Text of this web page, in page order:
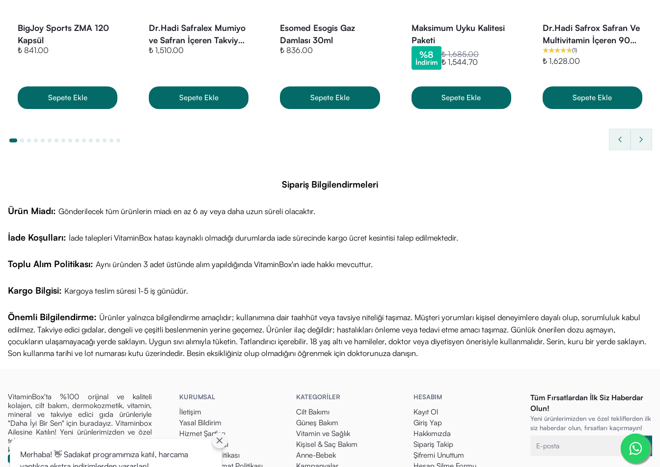
Vcaps® patentiyle vegan ve vejetaryen kapsül form
Günlük kullanım için pratik ve sade formül
BigJoy Sports ZMA 120
Kapsül
₺ 841.00
Sepete Ekle
Dr.Hadi Safralex Mumiyo
ve Safran İçeren Takviye
Edici Gıda -90 Kapsül
₺ 1,510.00
Sepete Ekle
Esomed Esogis Gaz
Damlası 30ml
₺ 836.00
Sepete Ekle
Maksimum Uyku Kalitesi
Paketi
%8
İndirim
₺ 1,685.00
₺ 1,544.70
Sepete Ekle
Dr.Hadi Safrox Safran Ve
Multivitamin İçeren 90
Kapsül (1)
₺ 1,628.00
Sepete Ekle
Sipariş Bilgilendirmeleri
Ürün Miadı: Gönderilecek tüm ürünlerin miadı en az 6 ay veya daha uzun süreli olacaktır.
İade Koşulları: İade talepleri VitaminBox hatası kaynaklı olmadığı durumlarda iade sürecinde kargo ücret kesintisi talep edilmektedir.
Toplu Alım Politikası: Aynı üründen 3 adet üstünde alım yapıldığında VitaminBox'ın iade hakkı mevcuttur.
Kargo Bilgisi: Kargoya teslim süresi 1-5 iş günüdür.
Önemli Bilgilendirme: Ürünler yalnızca bilgilendirme amaçlıdır; kullanımına dair taahhüt veya tavsiye niteliği taşımaz. Müşteri yorumları kişisel deneyimlere dayalı olup, sorumluluk kabul
edilmez. Takviye edici gıdalar, dengeli ve çeşitli beslenmenin yerine geçemez. Ürünler ilaç değildir; hastalıkları önleme veya tedavi etme amacı taşımaz. Günlük önerilen dozu aşmayın,
çocukların ulaşamayacağı yerde saklayın. Uygun sıvı alımıyla tüketin. Tatlandırıcı içerebilir. 18 yaş altı ve hamileler, doktor veya diyetisyen önerisiyle kullanmalıdır. Serin, kuru bir yerde saklayın.
Son kullanma tarihi ve lot numarası kutu üzerindedir. Besin eksikliğiniz olup olmadığını öğrenmek için doktorunuza danışın.
VitaminBox'ta %100 orijinal ve kaliteli
kolajen, cilt bakım, dermokozmetik, vitamin,
mineral ve takviye edici gıda ürünleriyle
"Daha İyi Bir Sen" için buradayız. Vitaminbox
Ailesine Katılın! Yeni ürünlerimizden ve özel
tekliflerden ilk siz haberdar olun, fırsatları
kaçırmayın!
KURUMSAL
İletişim
Yasal Bildirim
Hizmet Şartları
Gizlilik Politikası
Para İade Politikası
KATEGORİLER
Cilt Bakımı
Güneş Bakım
Vitamin ve Sağlık
Kişisel & Saç Bakım
Anne-Bebek
HESABIM
Kayıt Ol
Giriş Yap
Hakkımızda
Sipariş Takip
Şifremi Unuttum
Tüm Fırsatlardan İlk Siz Haberdar
Olun!
Yeni ürünlerimizden ve özel tekliflerden ilk
siz haberdar olun, fırsatları kaçırmayın!
Merhaba! 👋 Sadakat programımıza katıl, harcama